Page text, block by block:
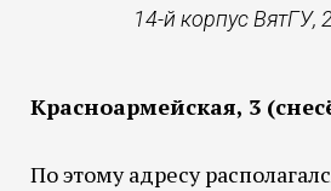
14-й корпус ВятГУ,
Красноармейская, 3
По этому адресу